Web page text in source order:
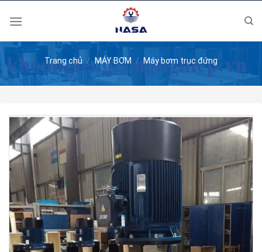
Trang chủ / MÁY BƠM / Máy bơm trục đứng